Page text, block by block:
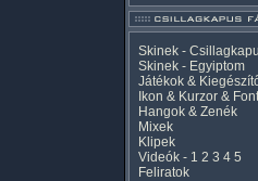
Skinek - Csillagkapu
Skinek - Egyiptom
Játékok &
Ikon & Kurzor & Font
Hangok & Zenék
Mixek
Klipek
Videók - 1 2 3 4 5
Feliratok